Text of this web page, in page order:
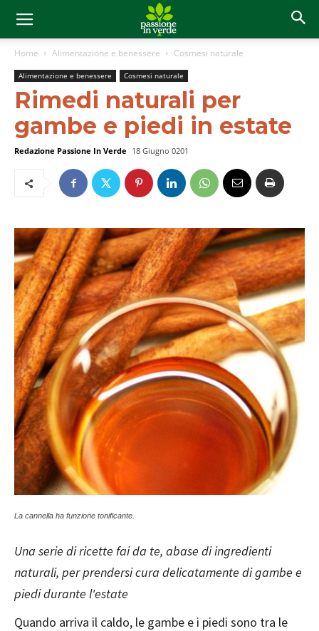
Home Alimentazione e benessere Cosmesi naturale
Alimentazione e benessere Cosmesi naturale
Rimedi naturali per
gambe e piedi in estate
Redazione Passione In Verde 18 Giugno 0201
La cannella ha funzione tonificante.
Una serie di ricette fai da te, abase di ingredienti
naturali, per prendersi cura delicatamente di gambe e
piedi durante l'estate
Quando arriva il caldo, le gambe e i piedi sono tra le